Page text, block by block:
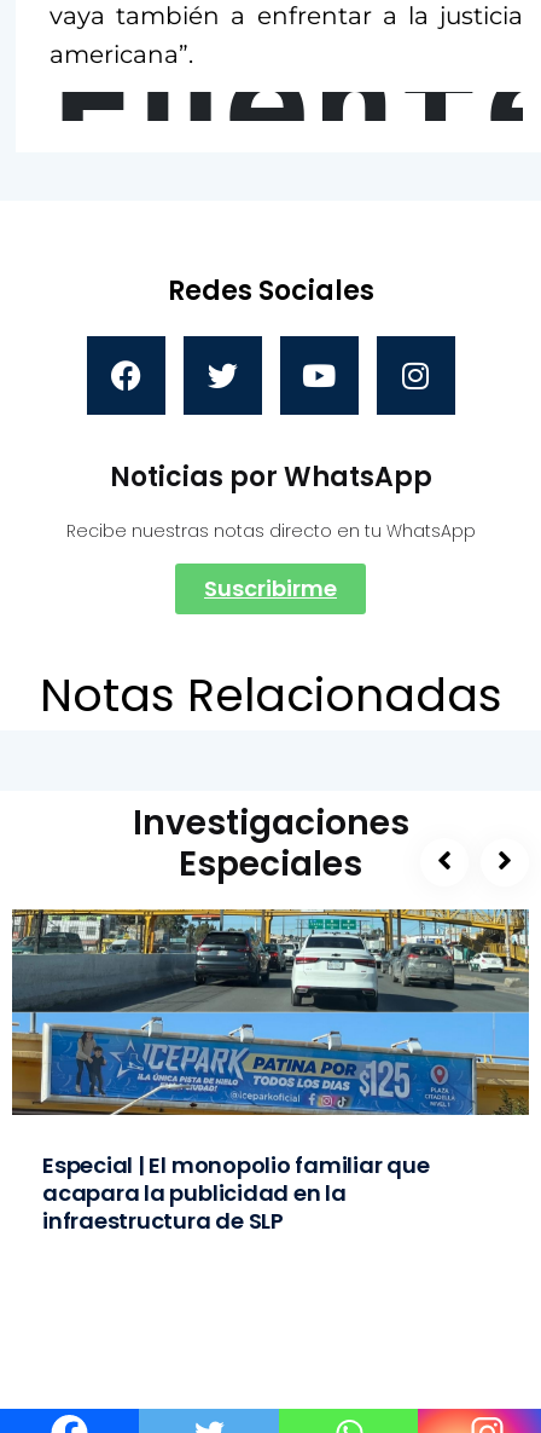
vaya también a enfrentar a la justicia
americana”.
Redes Sociales
Noticias por WhatsApp
Recibe nuestras notas directo en tu WhatsApp
Suscribirme
Notas Relacionadas
Investigaciones
Especiales
Especial | El monopolio familiar que
acapara la publicidad en la
infraestructura de SLP